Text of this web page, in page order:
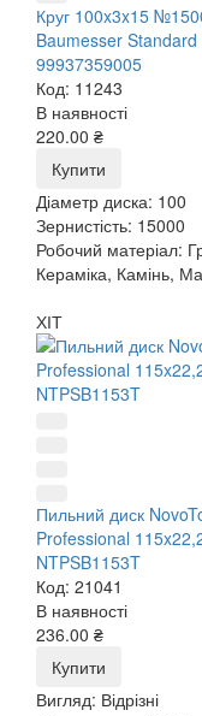
Круг 100x3x15
Baumesser Standard
99937359005
Код: 11243
В наявності
220.00 ₴
Купити
Діаметр диска: 100
Зернистість: 15000
Робочий матеріал:
Кераміка, Камінь,
ХІТ
Пильний диск
Professional
NTPSB1153T
Код: 21041
В наявності
236.00 ₴
Купити
Вигляд: Відрізні